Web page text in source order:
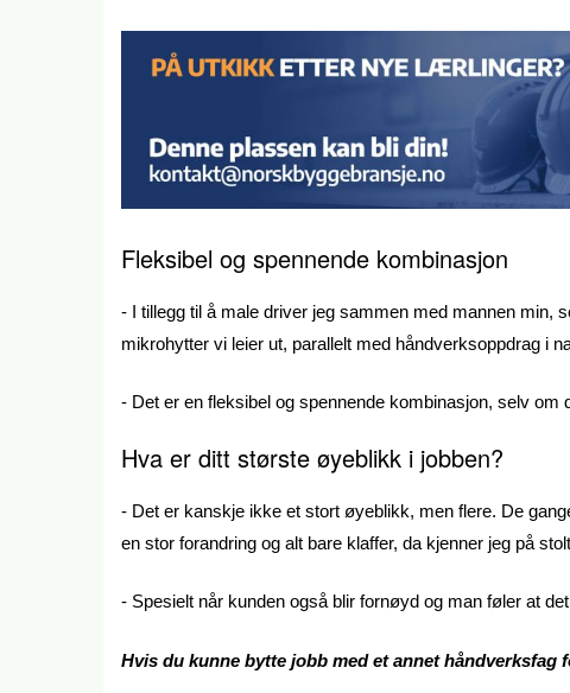
Fleksibel og spennende kombinasjon
- I tillegg til å male driver jeg sammen med mannen min,
mikrohytter vi leier ut, parallelt med håndverksoppdrag i
- Det er en fleksibel og spennende kombinasjon, selv
Hva er ditt største øyeblikk i jobben?
- Det er kanskje ikke et stort øyeblikk, men flere. De
en stor forandring og alt bare klaffer, da kjenner jeg på
- Spesielt når kunden også blir fornøyd og man føler at
Hvis du kunne bytte jobb med et annet håndverksfag